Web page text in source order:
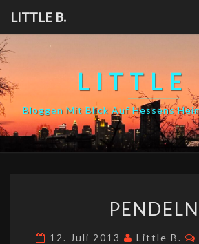
content
LITTLE B.
LITTLE
Bloggen Mit Blick Auf Hessens
PENDELN
12. Juli 2013 Little B.